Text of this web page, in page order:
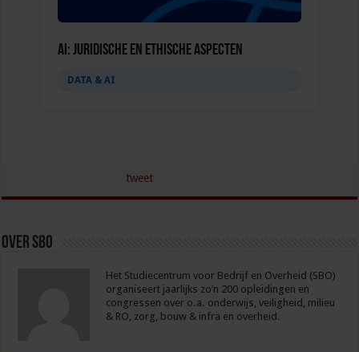
AI: Juridische en Ethische aspecten
DATA & AI
tweet
Over sbo
Het Studiecentrum voor Bedrijf en Overheid (SBO)
organiseert jaarlijks zo’n 200 opleidingen en
congressen over o.a. onderwijs, veiligheid, milieu
& RO, zorg, bouw & infra en overheid.